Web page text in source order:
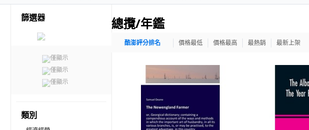
篩選器
僅顯示
僅顯示
僅顯示
類別
總攬/年鑑
酷澎評分排名 價格最低 價格最高 最熱銷 最新上架